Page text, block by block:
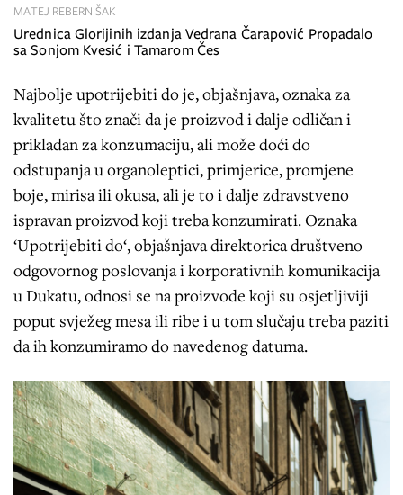
Urednica Glorijinih izdanja Vedrana Čarapović Propadalo
sa Sonjom Kvesić i Tamarom Čes
MATEJ REBERNIŠAK
Najbolje upotrijebiti do je, objašnjava, oznaka za
kvalitetu što znači da je proizvod i dalje odličan i
prikladan za konzumaciju, ali može doći do
odstupanja u organoleptici, primjerice, promjene
boje, mirisa ili okusa, ali je to i dalje zdravstveno
ispravan proizvod koji treba konzumirati. Oznaka
‘Upotrijebiti do‘, objašnjava direktorica društveno
odgovornog poslovanja i korporativnih komunikacija
u Dukatu, odnosi se na proizvode koji su osjetljiviji
poput svježeg mesa ili ribe i u tom slučaju treba paziti
da ih konzumiramo do navedenog datuma.